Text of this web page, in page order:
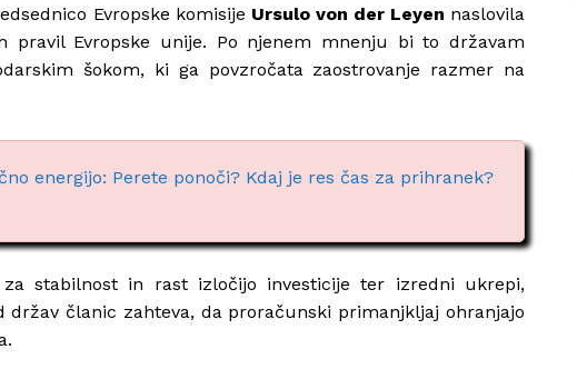
Evropske komisije Ursulo von der Leyen naslovila
Evropske unije. Po njenem mnenju bi to državam
šokom, ki ga povzročata zaostrovanje razmer na
energijo: Perete ponoči? Kdaj je res čas za prihranek?
stabilnost in rast izločijo investicije ter izredni ukrepi,
držav članic zahteva, da proračunski primanjkljaj ohranjajo